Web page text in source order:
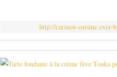
http://carmen-cuisine.over-